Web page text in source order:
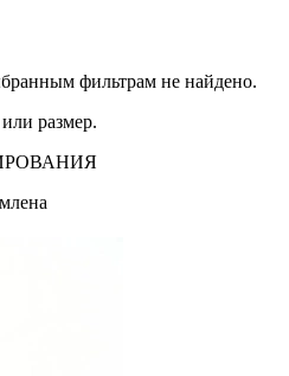
фильтрам не найдено.
размер.